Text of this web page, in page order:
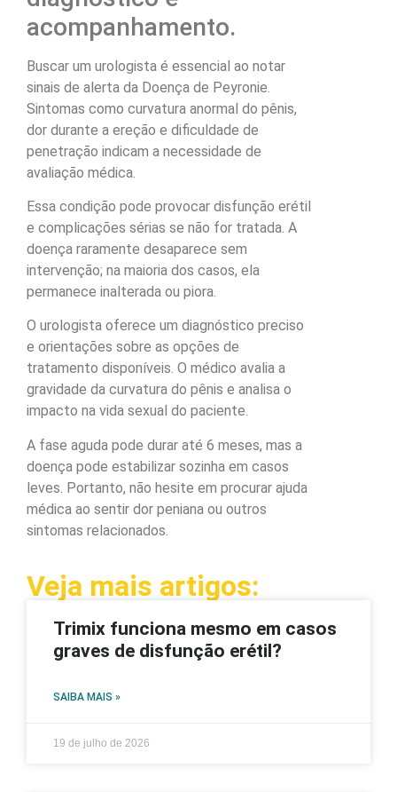
acompanhamento.
Buscar um urologista é essencial ao notar
sinais de alerta da Doença de Peyronie.
Sintomas como curvatura anormal do pênis,
dor durante a ereção e dificuldade de
penetração indicam a necessidade de
avaliação médica.
Essa condição pode provocar disfunção erétil
e complicações sérias se não for tratada. A
doença raramente desaparece sem
intervenção; na maioria dos casos, ela
permanece inalterada ou piora.
O urologista oferece um diagnóstico preciso
e orientações sobre as opções de
tratamento disponíveis. O médico avalia a
gravidade da curvatura do pênis e analisa o
impacto na vida sexual do paciente.
A fase aguda pode durar até 6 meses, mas a
doença pode estabilizar sozinha em casos
leves. Portanto, não hesite em procurar ajuda
médica ao sentir dor peniana ou outros
sintomas relacionados.
Veja mais artigos:
Trimix funciona mesmo em casos
graves de disfunção erétil?
SAIBA MAIS »
19 de julho de 2026